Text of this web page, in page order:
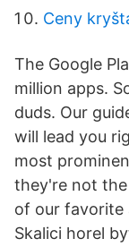
Ceny
The Google
million apps.
duds. Our
will lead you
most
they're not
of our favorite
Skalici horel